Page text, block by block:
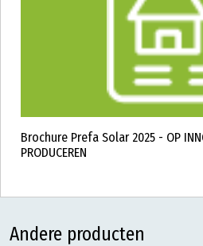
Brochure Prefa Solar 2025 - OP
PRODUCEREN
Andere producten